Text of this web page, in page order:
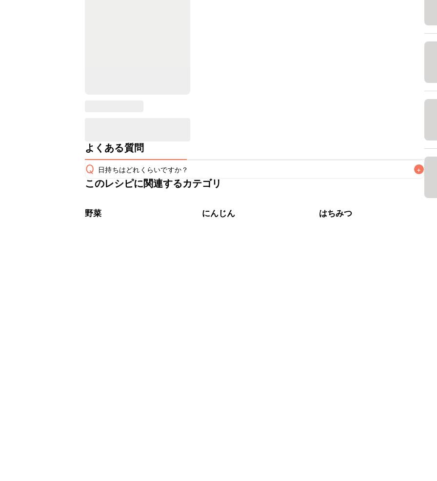
よくある質問
Q 日持ちはどれくらいですか？ +
保存期間は冷蔵で翌日中が目安です。なるべくお早めにお召し上がりください。
※日持ちは目安です。
このレシピに関連するカテゴリ
野菜 にんじん はちみつ